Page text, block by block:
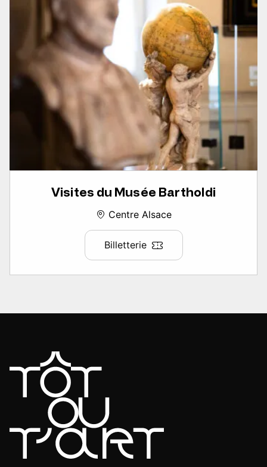
Visites du Musée Bartholdi
Centre Alsace
Billetterie